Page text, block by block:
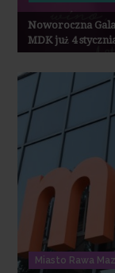
Noworoczna
MDK już 4
Miasto Rawa